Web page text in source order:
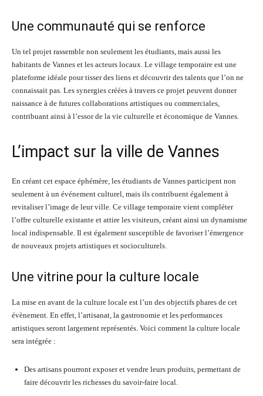
Une communauté qui se renforce
Un tel projet rassemble non seulement les étudiants, mais aussi les
habitants de Vannes et les acteurs locaux. Le village temporaire est une
plateforme idéale pour tisser des liens et découvrir des talents que l’on ne
connaissait pas. Les synergies créées à travers ce projet peuvent donner
naissance à de futures collaborations artistiques ou commerciales,
contribuant ainsi à l’essor de la vie culturelle et économique de Vannes.
L’impact sur la ville de Vannes
En créant cet espace éphémère, les étudiants de Vannes participent non
seulement à un événement culturel, mais ils contribuent également à
revitaliser l’image de leur ville. Ce village temporaire vient compléter
l’offre culturelle existante et attire les visiteurs, créant ainsi un dynamisme
local indispensable. Il est également susceptible de favoriser l’émergence
de nouveaux projets artistiques et socioculturels.
Une vitrine pour la culture locale
La mise en avant de la culture locale est l’un des objectifs phares de cet
évènement. En effet, l’artisanat, la gastronomie et les performances
artistiques seront largement représentés. Voici comment la culture locale
sera intégrée :
Des artisans pourront exposer et vendre leurs produits, permettant de
faire découvrir les richesses du savoir-faire local.